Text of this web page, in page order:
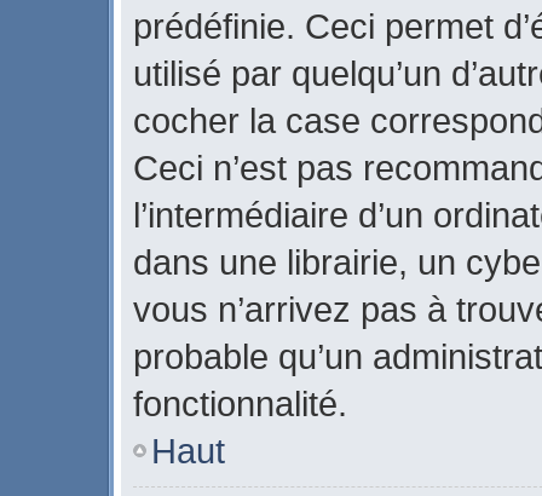
prédéfinie. Ceci permet
utilisé par quelqu’un
cocher la case
Ceci n’est pas
l’intermédiaire d’un
dans une librairie, un
vous n’arrivez pas à
probable qu’un
fonctionnalité.
Haut